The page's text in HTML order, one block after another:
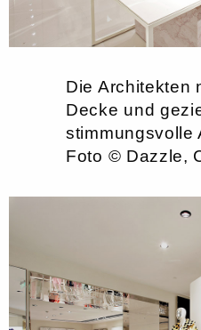
Die Architekten
Decke und
stimmungsvolle
Foto © Dazzle,